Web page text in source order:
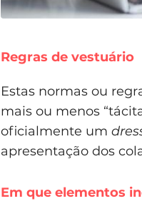
Regras de vestuário
Estas normas ou
mais ou menos
oficialmente um
apresentação dos
Em que elementos